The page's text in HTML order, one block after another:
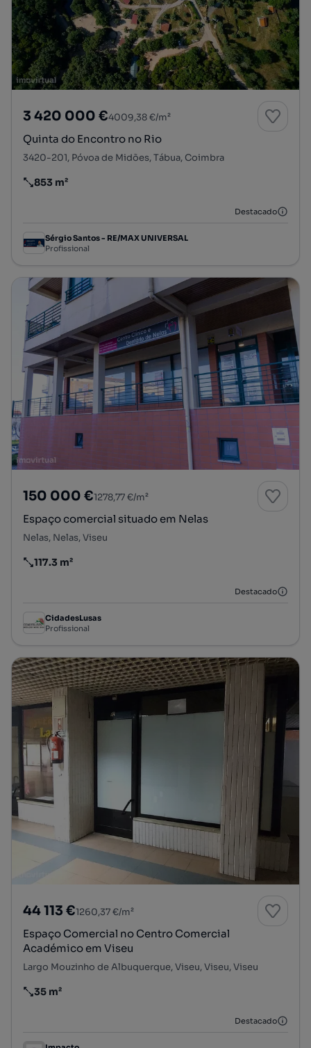
3 420 000 €4009,38 €/m²
Quinta do Encontro no Rio
3420-201, Póvoa de Midões, Tábua, Coimbra
Preço por metro quadrado
853 m²
Destacado
Sérgio Santos - RE/MAX UNIVERSAL
Profissional
150 000 €1278,77 €/m²
Espaço comercial situado em Nelas
Nelas, Nelas, Viseu
Preço por metro quadrado
117.3 m²
Destacado
CidadesLusas
Profissional
44 113 €1260,37 €/m²
Espaço Comercial no Centro Comercial
Académico em Viseu
Largo Mouzinho de Albuquerque, Viseu, Viseu, Viseu
Preço por metro quadrado
35 m²
Destacado